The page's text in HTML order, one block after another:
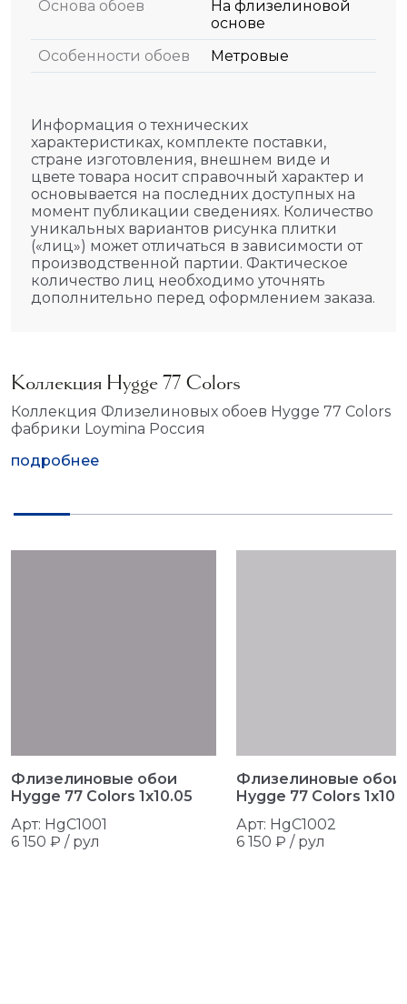
Основа обоев
На флизелиновой
основе
Особенности обоев
Метровые
Информация о технических
характеристиках, комплекте поставки,
стране изготовления, внешнем виде и
цвете товара носит справочный характер и
основывается на последних доступных на
момент публикации сведениях. Количество
уникальных вариантов рисунка плитки
(«лиц») может отличаться в зависимости от
производственной партии. Фактическое
количество лиц необходимо уточнять
дополнительно перед оформлением заказа.
Коллекция Hygge 77 Colors
Коллекция Флизелиновых обоев Hygge 77 Colors
фабрики Loymina Россия
подробнее
Флизелиновые обои
Hygge 77 Colors 1x10.05
Арт: HgC1001
6 150 ₽ / рул
Флизелиновые обои
Hygge 77 Colors
Арт: HgC1002
6 150 ₽ / рул